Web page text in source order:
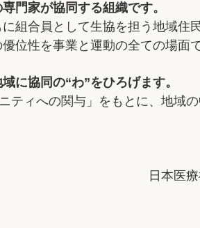
門家が協同する組織です。
組合員として生協を担う地域住
位性を事業と運動の全ての場面
に協同の“わ”をひろげます。
ティへの関与」をもとに、地域
日本医